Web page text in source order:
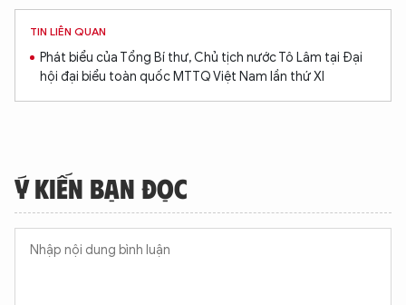
TIN LIÊN QUAN
Phát biểu của Tổng Bí thư, Chủ tịch nước Tô Lâm tại Đại
hội đại biểu toàn quốc MTTQ Việt Nam lần thứ XI
Ý KIẾN BẠN ĐỌC
XIN CHÀO,